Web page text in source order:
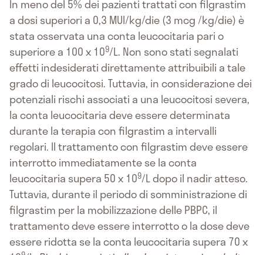
In meno del 5% dei pazienti trattati con filgrastim
a dosi superiori a 0,3 MUI/kg/die (3 mcg /kg/die) è
stata osservata una conta leucocitaria pari o
superiore a 100 x 109/L. Non sono stati segnalati
effetti indesiderati direttamente attribuibili a tale
grado di leucocitosi. Tuttavia, in considerazione dei
potenziali rischi associati a una leucocitosi severa,
la conta leucocitaria deve essere determinata
durante la terapia con filgrastim a intervalli
regolari. Il trattamento con filgrastim deve essere
interrotto immediatamente se la conta
leucocitaria supera 50 x 109/L dopo il nadir atteso.
Tuttavia, durante il periodo di somministrazione di
filgrastim per la mobilizzazione delle PBPC, il
trattamento deve essere interrotto o la dose deve
essere ridotta se la conta leucocitaria supera 70 x